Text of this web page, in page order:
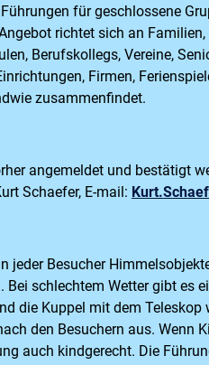
für geschlossene
richtet sich an
Berufskollegs, Vereine,
Firmen,
zusammenfindet.
angemeldet und bestätigt
Schaefer, E-mail:
jeder Besucher
Bei schlechtem Wetter gibt es
die Kuppel mit dem Teleskop
den Besuchern aus. Wenn
auch kindgerecht. Die